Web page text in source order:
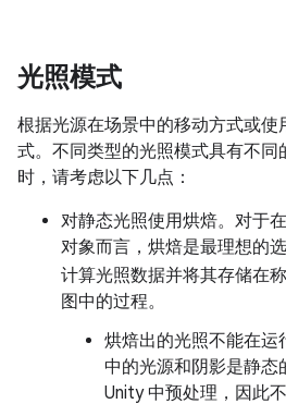
光照模式
根据光源在场景中的移动方式或使
式。不同类型的光照模式具有不
时，请考虑以下几点：
对静态光照使用烘焙。 对于
对象而言，烘焙是最理想的
计算光照数据并将其存储在
图中的过程。
烘焙出的光照不能在运
中的光源和阴影是静态
Unity 中预处理，因此